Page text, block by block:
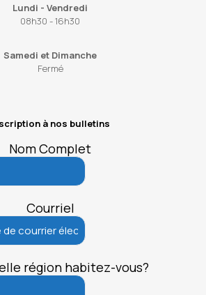
Lundi - Vendredi
08h30 - 16h30
Samedi et Dimanche
Fermé
à nos bulletins
Nom Complet
Courriel
région habitez-vous?